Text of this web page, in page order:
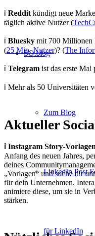
SO.blog
Zum Blog
LinkedIn Post
für LinkedIn
ℹ️ Reddit kündigt neue
täglich aktive Nutzer (
ℹ️ Bluesky mit 700 Millionen
(25 Mio. Nutzer)? (The
ℹ️ Telegram ist das erste Mal
ℹ️ Mehr als 50 Universitäten
Aktueller
ℹ️ Instagram Story-Vorlagen
Anfang des neuen Jahres,
deines
„Vorlagen“ und suche dir
für dein Unternehmen.
animiere diese, um sie in
stärken.